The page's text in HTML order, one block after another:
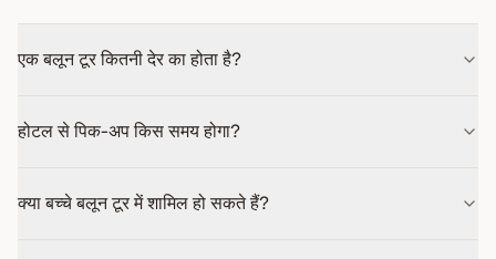
एक बलून टूर कितनी देर का होता है?
होटल से पिक-अप किस समय होगा?
क्या बच्चे बलून टूर में शामिल हो सकते हैं?